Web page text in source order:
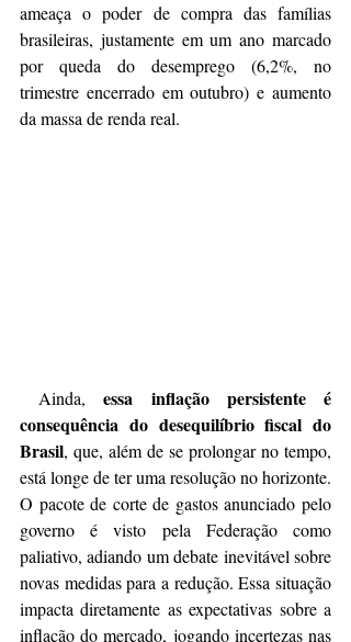
ameaça o poder de compra das famílias
brasileiras, justamente em um ano marcado
por queda do desemprego (6,2%, no
trimestre encerrado em outubro) e aumento
da massa de renda real.
Ainda, essa inflação persistente é
consequência do desequilíbrio fiscal do
Brasil, que, além de se prolongar no tempo,
está longe de ter uma resolução no horizonte.
O pacote de corte de gastos anunciado pelo
governo é visto pela Federação como
paliativo, adiando um debate inevitável sobre
novas medidas para a redução. Essa situação
impacta diretamente as expectativas sobre a
inflação do mercado, jogando incertezas nas